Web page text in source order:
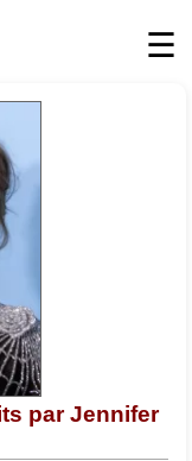
☰
par Jennifer